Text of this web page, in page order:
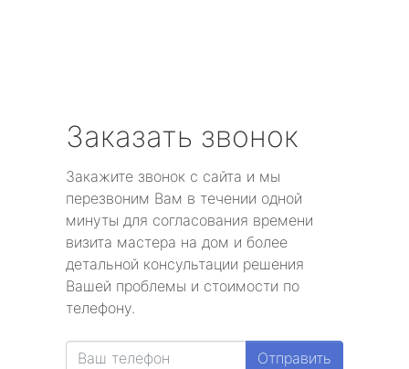
Заказать звонок
Закажите звонок с сайта и мы
перезвоним Вам в течении одной
минуты для согласования времени
визита мастера на дом и более
детальной консультации решения
Вашей проблемы и стоимости по
телефону.
Отправить